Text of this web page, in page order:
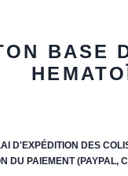
BASE
D'EXPÉDITION DES
DU PAIEMENT (PAYPAL,